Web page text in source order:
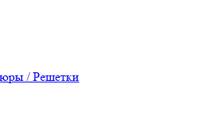
/ Решетки